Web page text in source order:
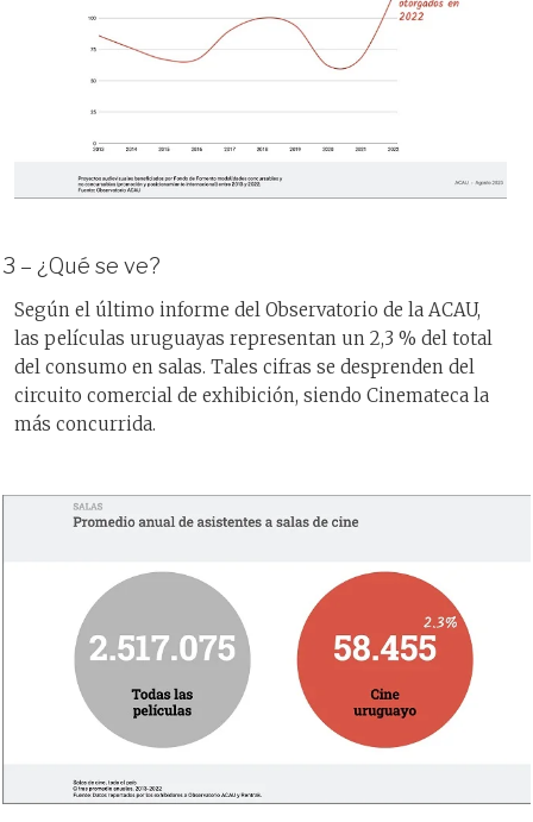
3 – ¿Qué se ve?
Según el último informe del Observatorio de la ACAU,
las películas uruguayas representan un 2,3 % del total
del consumo en salas. Tales cifras se desprenden del
circuito comercial de exhibición, siendo Cinemateca la
más concurrida.